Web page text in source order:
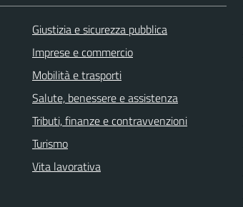
Giustizia e sicurezza pubblica
Imprese e commercio
Mobilità e trasporti
Salute, benessere e assistenza
Tributi, finanze e contravvenzioni
Turismo
Vita lavorativa